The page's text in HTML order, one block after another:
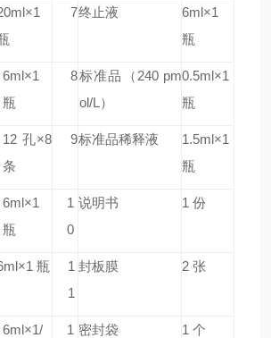
7终止液
6ml×1
瓶
6ml×1
瓶
8标准品
（240 pm
ol/L）
0.5ml×1
瓶
12 孔×8
条
9标准品稀释液
1.5ml×1
瓶
6ml×1
瓶
1
0
说明书 1 份
瓶
1
1
封板膜 2 张
6ml×1/
1 密封袋 1 个